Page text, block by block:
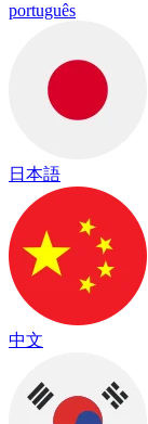
português
日本語
中文